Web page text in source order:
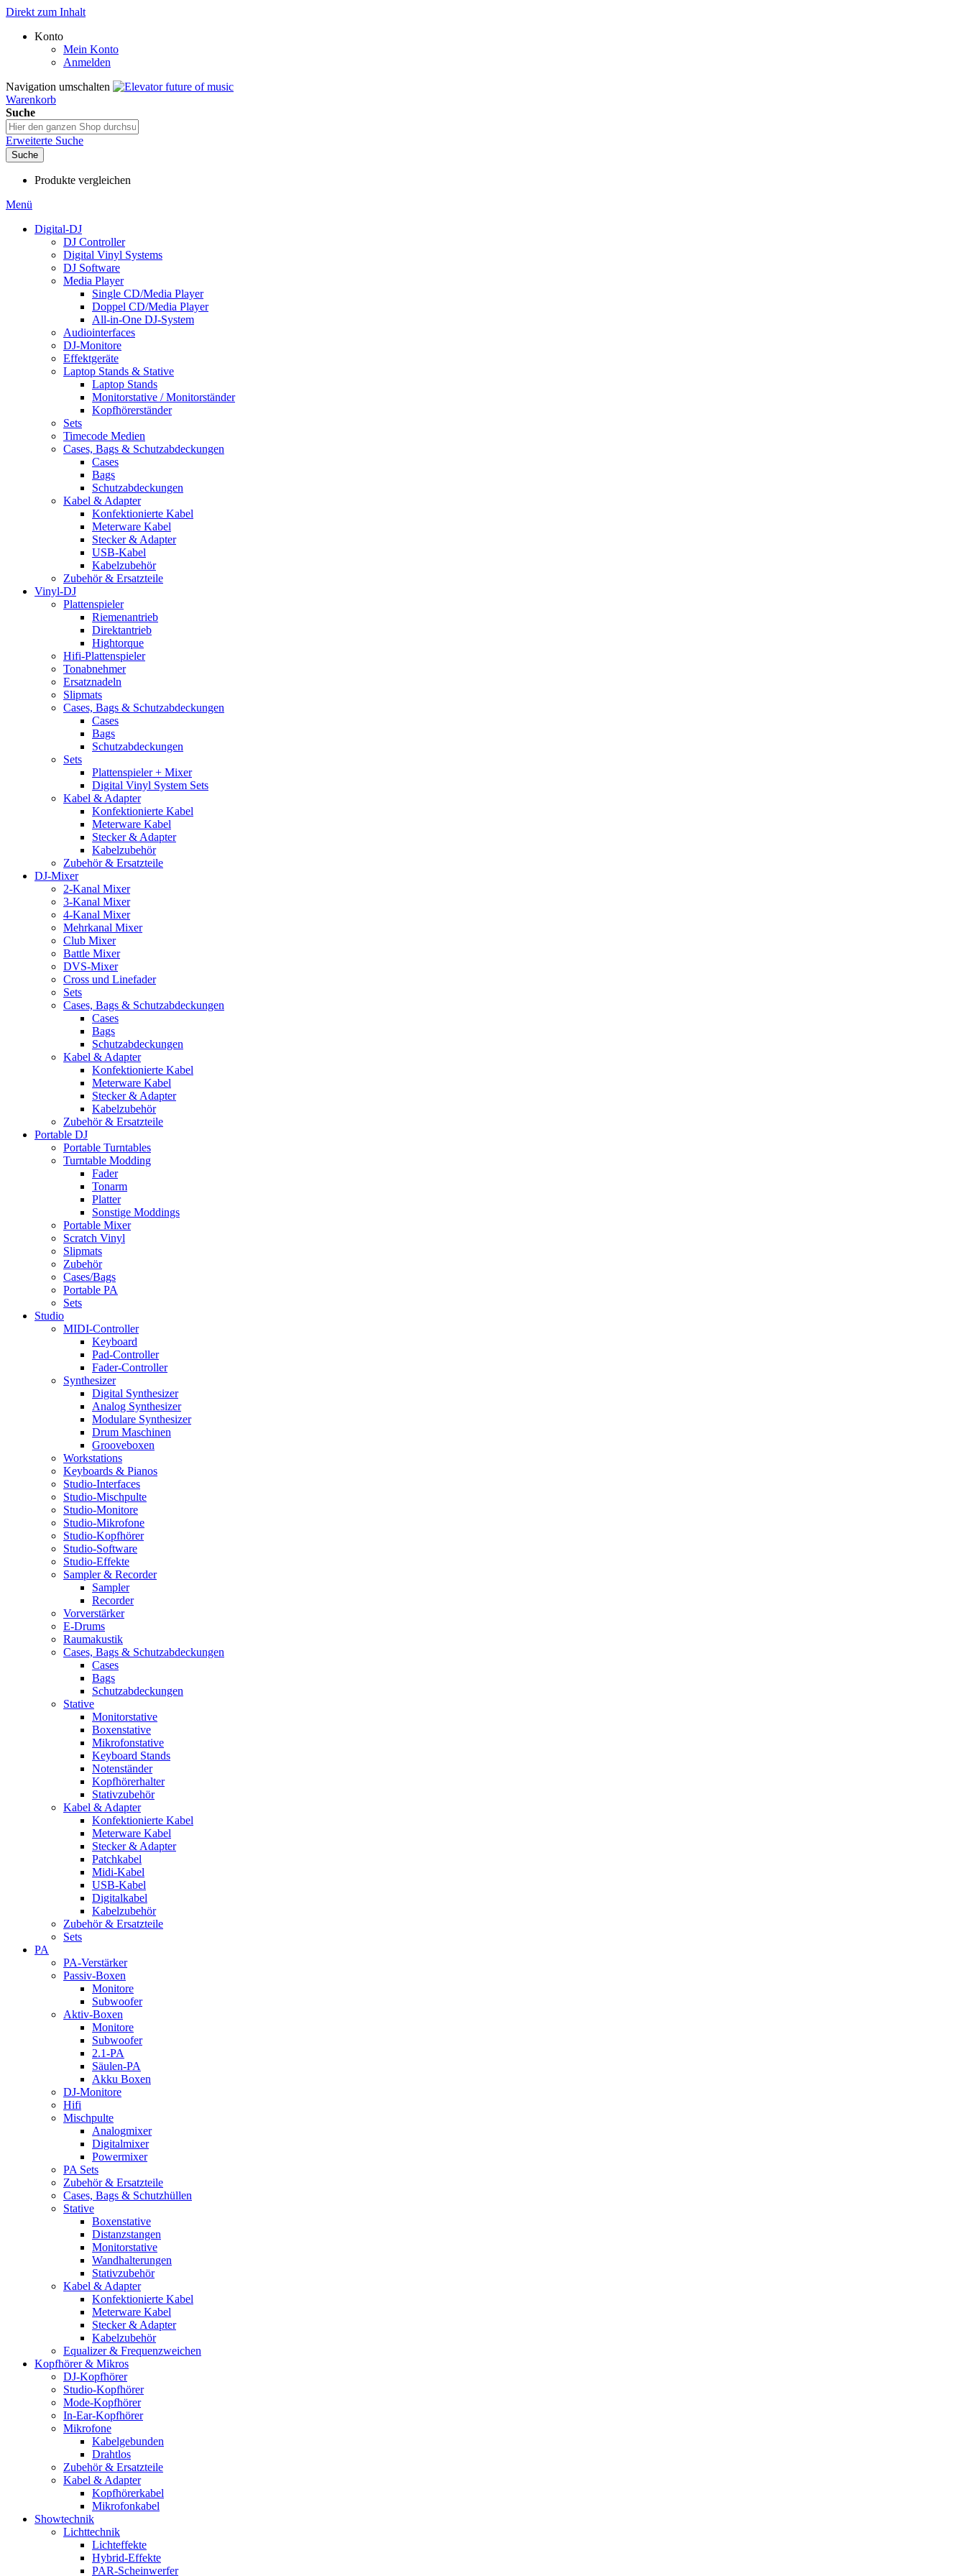
Direkt zum Inhalt
Konto
Mein Konto
Anmelden
Navigation umschalten
Warenkorb
Suche
Erweiterte Suche
Suche
Produkte vergleichen
Menü
Digital-DJ
DJ Controller
Digital Vinyl Systems
DJ Software
Media Player
Single CD/Media Player
Doppel CD/Media Player
All-in-One DJ-System
Audiointerfaces
DJ-Monitore
Effektgeräte
Laptop Stands & Stative
Laptop Stands
Monitorstative / Monitorständer
Kopfhörerständer
Sets
Timecode Medien
Cases, Bags & Schutzabdeckungen
Cases
Bags
Schutzabdeckungen
Kabel & Adapter
Konfektionierte Kabel
Meterware Kabel
Stecker & Adapter
USB-Kabel
Kabelzubehör
Zubehör & Ersatzteile
Vinyl-DJ
Plattenspieler
Riemenantrieb
Direktantrieb
Hightorque
Hifi-Plattenspieler
Tonabnehmer
Ersatznadeln
Slipmats
Cases, Bags & Schutzabdeckungen
Cases
Bags
Schutzabdeckungen
Sets
Plattenspieler + Mixer
Digital Vinyl System Sets
Kabel & Adapter
Konfektionierte Kabel
Meterware Kabel
Stecker & Adapter
Kabelzubehör
Zubehör & Ersatzteile
DJ-Mixer
2-Kanal Mixer
3-Kanal Mixer
4-Kanal Mixer
Mehrkanal Mixer
Club Mixer
Battle Mixer
DVS-Mixer
Cross und Linefader
Sets
Cases, Bags & Schutzabdeckungen
Cases
Bags
Schutzabdeckungen
Kabel & Adapter
Konfektionierte Kabel
Meterware Kabel
Stecker & Adapter
Kabelzubehör
Zubehör & Ersatzteile
Portable DJ
Portable Turntables
Turntable Modding
Fader
Tonarm
Platter
Sonstige Moddings
Portable Mixer
Scratch Vinyl
Slipmats
Zubehör
Cases/Bags
Portable PA
Sets
Studio
MIDI-Controller
Keyboard
Pad-Controller
Fader-Controller
Synthesizer
Digital Synthesizer
Analog Synthesizer
Modulare Synthesizer
Drum Maschinen
Grooveboxen
Workstations
Keyboards & Pianos
Studio-Interfaces
Studio-Mischpulte
Studio-Monitore
Studio-Mikrofone
Studio-Kopfhörer
Studio-Software
Studio-Effekte
Sampler & Recorder
Sampler
Recorder
Vorverstärker
E-Drums
Raumakustik
Cases, Bags & Schutzabdeckungen
Cases
Bags
Schutzabdeckungen
Stative
Monitorstative
Boxenstative
Mikrofonstative
Keyboard Stands
Notenständer
Kopfhörerhalter
Stativzubehör
Kabel & Adapter
Konfektionierte Kabel
Meterware Kabel
Stecker & Adapter
Patchkabel
Midi-Kabel
USB-Kabel
Digitalkabel
Kabelzubehör
Zubehör & Ersatzteile
Sets
PA
PA-Verstärker
Passiv-Boxen
Monitore
Subwoofer
Aktiv-Boxen
Monitore
Subwoofer
2.1-PA
Säulen-PA
Akku Boxen
DJ-Monitore
Hifi
Mischpulte
Analogmixer
Digitalmixer
Powermixer
PA Sets
Zubehör & Ersatzteile
Cases, Bags & Schutzhüllen
Stative
Boxenstative
Distanzstangen
Monitorstative
Wandhalterungen
Stativzubehör
Kabel & Adapter
Konfektionierte Kabel
Meterware Kabel
Stecker & Adapter
Kabelzubehör
Equalizer & Frequenzweichen
Kopfhörer & Mikros
DJ-Kopfhörer
Studio-Kopfhörer
Mode-Kopfhörer
In-Ear-Kopfhörer
Mikrofone
Kabelgebunden
Drahtlos
Zubehör & Ersatzteile
Kabel & Adapter
Kopfhörerkabel
Mikrofonkabel
Showtechnik
Lichttechnik
Lichteffekte
Hybrid-Effekte
PAR-Scheinwerfer